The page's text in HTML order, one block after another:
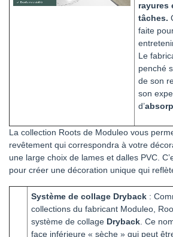
rayures
tâches.
faite
Le
penché
de son
son
d’
La collection Roots de Moduleo vous
revêtement qui correspondra à votre
une large choix de lames et dalles PVC.
pour créer une décoration unique qui
Système de collage Dryback :
collections du fabricant Moduleo,
système de collage Dryback. Ce
face inférieure « sèche » qui peut